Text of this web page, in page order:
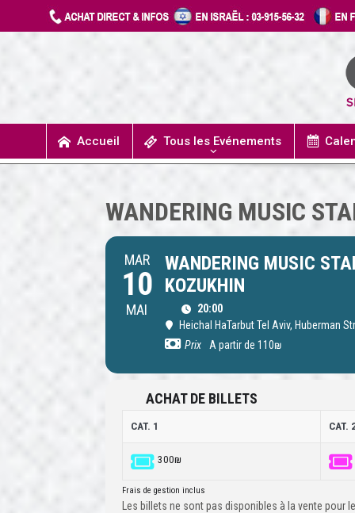
Accueil Tous les Evénements
WANDERING MUSIC
MAR
10
MAI
WANDERING MUSIC
KOZUKHIN
20:00
Heichal HaTarbut Tel Aviv, Huberman
Prix
A partir de 110₪
ACHAT DE BILLETS
CAT. 1 CAT.
300₪
Frais de gestion inclus
Les billets ne sont pas disponibles à la vente pour